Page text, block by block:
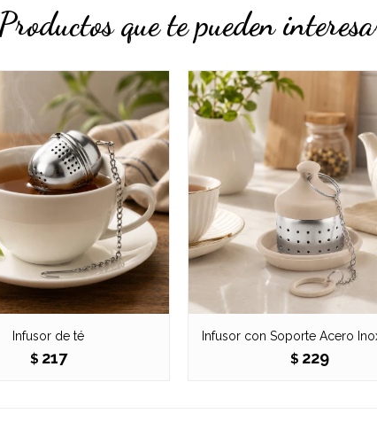
que te pueden
Infusor de té
$ 217
Infusor con Soporte Acero
$ 229